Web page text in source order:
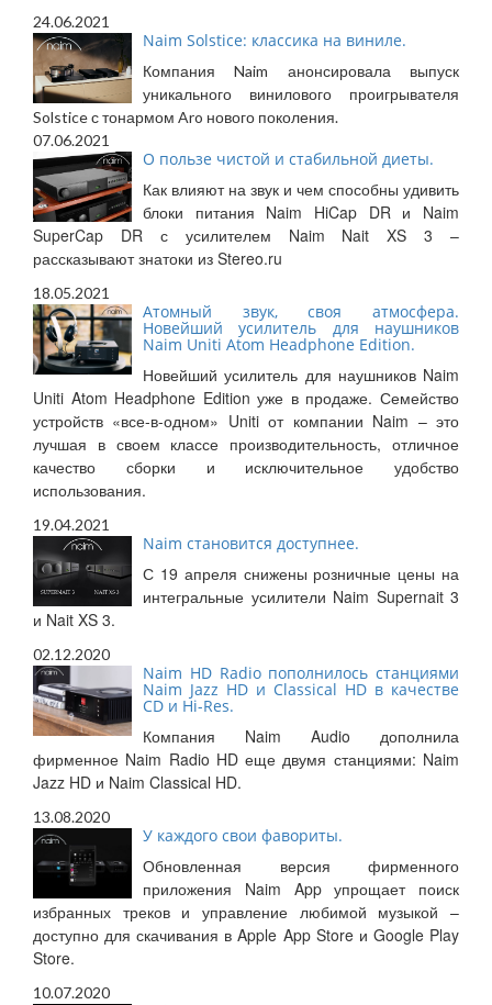
24.06.2021
Naim Solstice: классика на виниле.
Компания Naim анонсировала выпуск
уникального винилового проигрывателя
Solstice с тонармом Aro нового поколения.
07.06.2021
О пользе чистой и стабильной диеты.
Как влияют на звук и чем способны удивить
блоки питания Naim HiCap DR и Naim
SuperCap DR с усилителем Naim Nait XS 3 –
рассказывают знатоки из Stereo.ru
18.05.2021
Атомный звук, своя атмосфера.
Новейший усилитель для наушников
Naim Uniti Atom Headphone Edition.
Новейший усилитель для наушников Naim
Uniti Atom Headphone Edition уже в продаже. Семейство
устройств «все-в-одном» Uniti от компании Naim – это
лучшая в своем классе производительность, отличное
качество сборки и исключительное удобство
использования.
19.04.2021
Naim становится доступнее.
С 19 апреля снижены розничные цены на
интегральные усилители Naim Supernait 3
и Nait XS 3.
02.12.2020
Naim HD Radio пополнилось станциями
Naim Jazz HD и Classical HD в качестве
CD и Hi-Res.
Компания Naim Audio дополнила
фирменное Naim Radio HD еще двумя станциями: Naim
Jazz HD и Naim Classical HD.
13.08.2020
У каждого свои фавориты.
Обновленная версия фирменного
приложения Naim App упрощает поиск
избранных треков и управление любимой музыкой –
доступно для скачивания в Apple App Store и Google Play
Store.
10.07.2020